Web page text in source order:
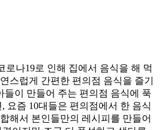
로나19로 인해 집에서 음식을 해 먹
스럽게 간편한 편의점 음식을 즐기
들이 만들어 주는 편의점 음식에 푹
요즘 10대들은 편의점에서 한 음식
해서 본인들만의 레시피를 만들어